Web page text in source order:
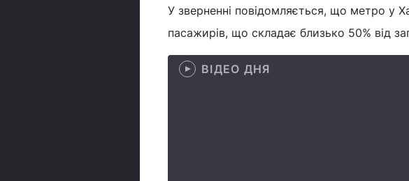
У зверненні повідомляється, що метро у
пасажирів, що складає близько 50% від
ВІДЕО ДНЯ